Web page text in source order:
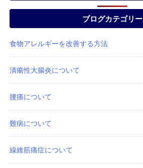
ブログカテゴリー
食物アレルギーを改善する方法
潰瘍性大腸炎について
腰痛について
難病について
線維筋痛症について